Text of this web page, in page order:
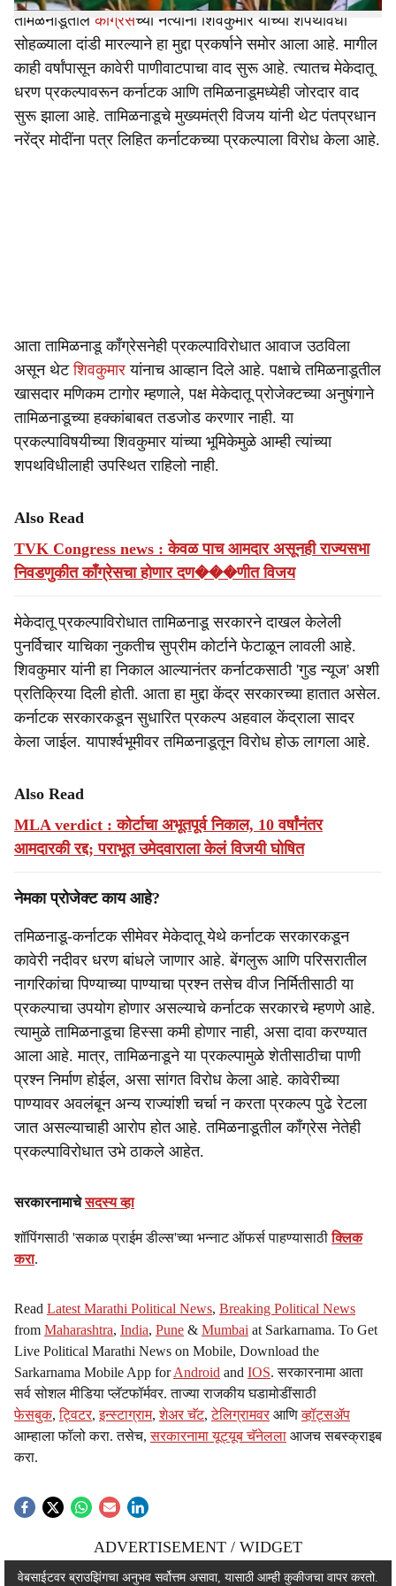
तमिळनाडूतील काँग्रेसच्या नेत्यांनी शिवकुमार यांच्या शपथविधी
सोहळ्याला दांडी मारल्याने हा मुद्दा प्रकर्षाने समोर आला आहे. मागील
काही वर्षांपासून कावेरी पाणीवाटपाचा वाद सुरू आहे. त्यातच मेकेदातू
धरण प्रकल्पावरून कर्नाटक आणि तमिळनाडूमध्येही जोरदार वाद
सुरू झाला आहे. तामिळनाडूचे मुख्यमंत्री विजय यांनी थेट पंतप्रधान
नरेंद्र मोदींना पत्र लिहित कर्नाटकच्या प्रकल्पाला विरोध केला आहे.
आता तामिळनाडू काँग्रेसनेही प्रकल्पाविरोधात आवाज उठविला
असून थेटशिवकुमार यांनाच आव्हान दिले आहे. पक्षाचे तमिळनाडूतील
खासदार मणिकम टागोर म्हणाले, पक्ष मेकेदातू प्रोजेक्टच्या अनुषंगाने
तामिळनाडूच्या हक्कांबाबत तडजोड करणार नाही. या
प्रकल्पाविषयीच्या शिवकुमार यांच्या भूमिकेमुळे आम्ही त्यांच्या
शपथविधीलाही उपस्थित राहिलो नाही.
Also Read
TVK Congress news : केवळ पाच आमदार असूनही राज्यसभा
निवडणुकीत काँग्रेसचा होणार दण���णीत विजय
मेकेदातू प्रकल्पाविरोधात तामिळनाडू सरकारने दाखल केलेली
पुनर्विचार याचिका नुकतीच सुप्रीम कोर्टाने फेटाळून लावली आहे.
शिवकुमार यांनी हा निकाल आल्यानंतर कर्नाटकसाठी 'गुड न्यूज' अशी
प्रतिक्रिया दिली होती. आता हा मुद्दा केंद्र सरकारच्या हातात असेल.
कर्नाटक सरकारकडून सुधारित प्रकल्प अहवाल केंद्राला सादर
केला जाईल. यापार्श्वभूमीवर तमिळनाडूतून विरोध होऊ लागला आहे.
Also Read
MLA verdict : कोर्टाचा अभूतपूर्व निकाल, 10 वर्षांनंतर
आमदारकी रद्द; पराभूत उमेदवाराला केलं विजयी घोषित
नेमका प्रोजेक्ट काय आहे?
तमिळनाडू-कर्नाटक सीमेवर मेकेदातू येथे कर्नाटक सरकारकडून
कावेरी नदीवर धरण बांधले जाणार आहे. बेंगलुरू आणि परिसरातील
नागरिकांचा पिण्याच्या पाण्याचा प्रश्न तसेच वीज निर्मितीसाठी या
प्रकल्पाचा उपयोग होणार असल्याचे कर्नाटक सरकारचे म्हणणे आहे.
त्यामुळे तामिळनाडूचा हिस्सा कमी होणार नाही, असा दावा करण्यात
आला आहे. मात्र, तामिळनाडूने या प्रकल्पामुळे शेतीसाठीचा पाणी
प्रश्न निर्माण होईल, असा सांगत विरोध केला आहे. कावेरीच्या
पाण्यावर अवलंबून अन्य राज्यांशी चर्चा न करता प्रकल्प पुढे रेटला
जात असल्याचाही आरोप होत आहे. तमिळनाडूतील काँग्रेस नेतेही
प्रकल्पाविरोधात उभे ठाकले आहेत.
सरकारनामाचेसदस्य व्हा
शॉपिंगसाठी 'सकाळ प्राईम डील्स'च्या भन्नाट ऑफर्स पाहण्यासाठीक्लिक
करा.
Read Latest Marathi Political News, Breaking Political News
from Maharashtra, India, Pune & Mumbai at Sarkarnama. To Get
Live Political Marathi News on Mobile, Download the
Sarkarnama Mobile App forAndroid and IOS. सरकारनामा आता
सर्व सोशल मीडिया प्लॅटफॉर्मवर. ताज्या राजकीय घडामोडींसाठी
फेसबुक,ट्विटर,इन्स्टाग्राम,शेअर चॅट,टेलिग्रामवर आणिव्हॉट्सॲप
आम्हाला फॉलो करा. तसेच,सरकारनामा यूट्यूब चॅनेलला आजच सबस्क्राइब
करा.
ADVERTISEMENT / WIDGET
ADVERTISEMENT / WIDGET
वेबसाईटवर ब्राउझिंगचा अनुभव सर्वोत्तम असावा, यासाठी आम्ही कुकीजचा वापर करतो.